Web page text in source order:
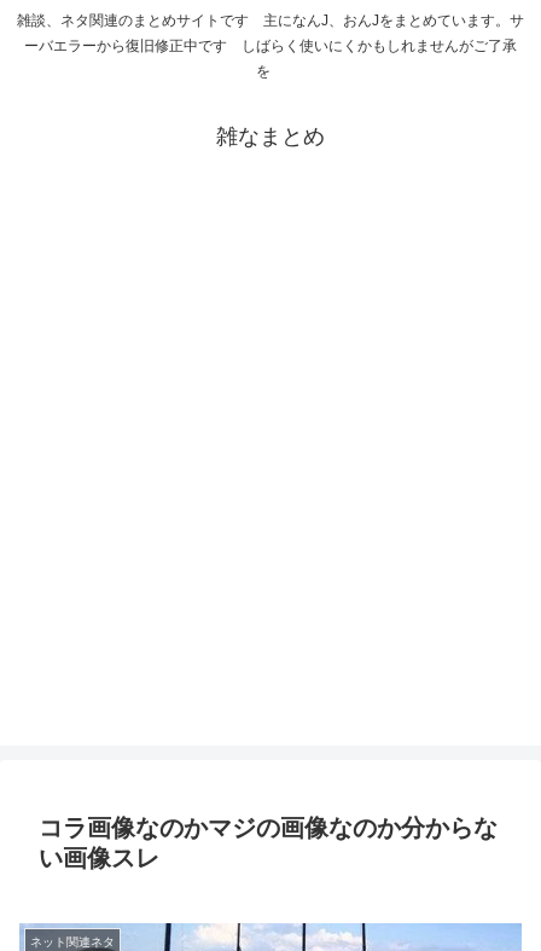
雑談、ネタ関連のまとめサイトです 主になんJ、おんJをまとめています。サ
ーバエラーから復旧修正中です しばらく使いにくかもしれませんがご了承
を
雑なまとめ
コラ画像なのかマジの画像なのか分からな
い画像スレ
ネット関連ネタ